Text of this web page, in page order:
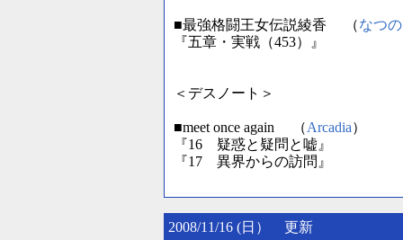
■最強格闘王女伝説綾香 （なつ
『五章・実戦（453）』
＜デスノート＞
■meet once again （Arcadia）
『16 疑惑と疑問と嘘』
『17 異界からの訪問』
2008/11/16 (日） 更新